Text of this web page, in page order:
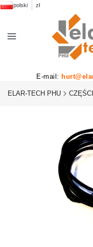
polski zł
E-mail:
ELAR-TECH PHU